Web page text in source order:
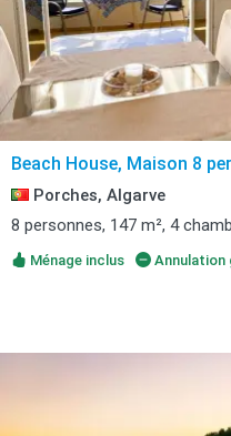
Beach House, Maison 8
Porches, Algarve
8 personnes, 147 m², 4
Ménage inclus Annulation